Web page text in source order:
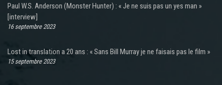
Paul W.S. Anderson (Monster Hunter) : « Je ne suis pas un yes man »
[interview]
16 septembre 2023
Lost in translation a 20 ans : « Sans Bill Murray je ne faisais pas le film »
15 septembre 2023